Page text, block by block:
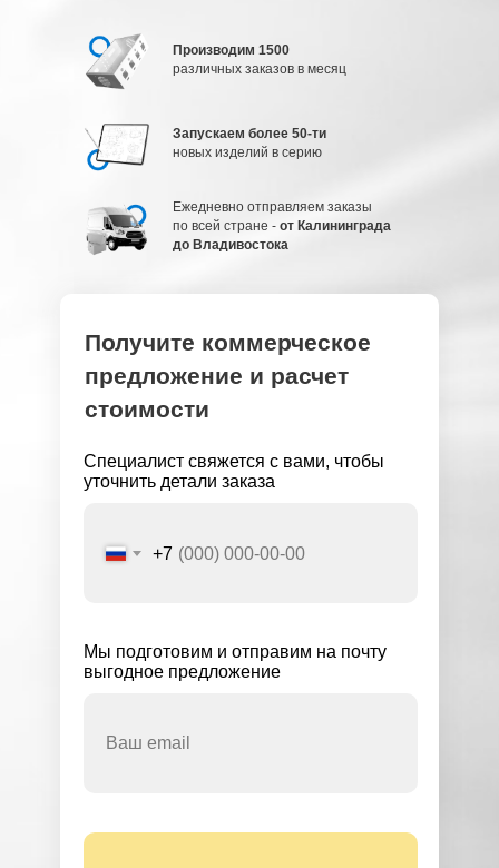
Ежедневно отправляем заказы
по всей стране - от Калининграда
до Владивостока
Производим 1500
различных заказов в месяц
Запускаем более 50-ти
новых изделий в серию
Получите коммерческое
предложение и расчет
стоимости
Специалист свяжется с вами, чтобы
уточнить детали заказа
+7
Мы подготовим и отправим на почту
выгодное предложение